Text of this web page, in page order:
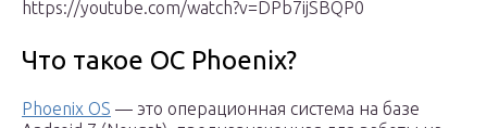
https://youtube.com/watch?v=DPb7ijSBQP0
Что такое ОС Phoenix?
Phoenix OS — это операционная система на базе